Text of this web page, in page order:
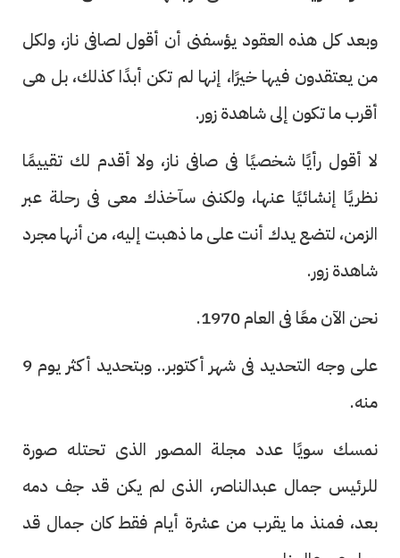
وبعد كل هذه العقود يؤسفنى أن أقول لصافى ناز، ولكل
من يعتقدون فيها خيرًا، إنها لم تكن أبدًا كذلك، بل هى
أقرب ما تكون إلى شاهدة زور.
لا أقول رأيًا شخصيًا فى صافى ناز، ولا أقدم لك تقييمًا
نظريًا إنشائيًا عنها، ولكننى سآخذك معى فى رحلة عبر
الزمن، لتضع يدك أنت على ما ذهبت إليه، من أنها مجرد
شاهدة زور.
نحن الآن معًا فى العام 1970.
على وجه التحديد فى شهر أكتوبر.. وبتحديد أكثر يوم 9
منه.
نمسك سويًا عدد مجلة المصور الذى تحتله صورة
للرئيس جمال عبدالناصر، الذى لم يكن قد جف دمه
بعد، فمنذ ما يقرب من عشرة أيام فقط كان جمال قد